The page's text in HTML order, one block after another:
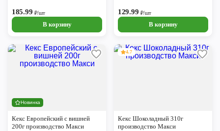
185.99 ₽/шт
В корзину
129.99 ₽/шт
В корзину
Новинка
Кекс Европейский с вишней
200г производство Макси
4.7
Кекс Шоколадный 310г
производство Макси